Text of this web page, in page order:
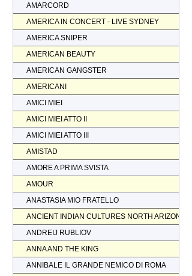
AMARCORD
AMERICA IN CONCERT - LIVE SYDNEY
AMERICA SNIPER
AMERICAN BEAUTY
AMERICAN GANGSTER
AMERICANI
AMICI MIEI
AMICI MIEI ATTO II
AMICI MIEI ATTO III
AMISTAD
AMORE A PRIMA SVISTA
AMOUR
ANASTASIA MIO FRATELLO
ANCIENT INDIAN CULTURES NORTH ARIZONA
ANDREIJ RUBLIOV
ANNA AND THE KING
ANNIBALE IL GRANDE NEMICO DI ROMA